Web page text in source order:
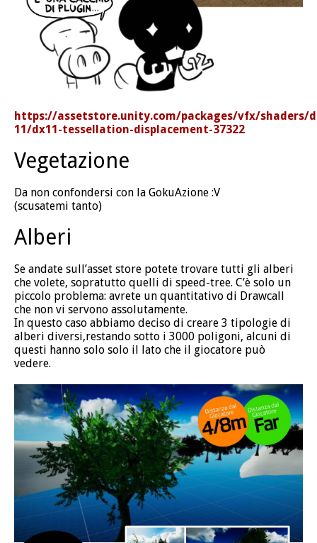
https://assetstore.unity.com/packages/vfx/shaders/
11/dx11-tessellation-displacement-37322
Vegetazione
Da non confondersi con la GokuAzione :V
(scusatemi tanto)
Alberi
Se andate sull’asset store potete trovare tutti gli alberi
che volete, sopratutto quelli di speed-tree. C’è solo un
piccolo problema: avrete un quantitativo di Drawcall
che non vi servono assolutamente.
In questo caso abbiamo deciso di creare 3 tipologie di
alberi diversi,restando sotto i 3000 poligoni, alcuni di
questi hanno solo solo il lato che il giocatore può
vedere.